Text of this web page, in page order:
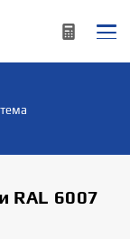
RAL 6007